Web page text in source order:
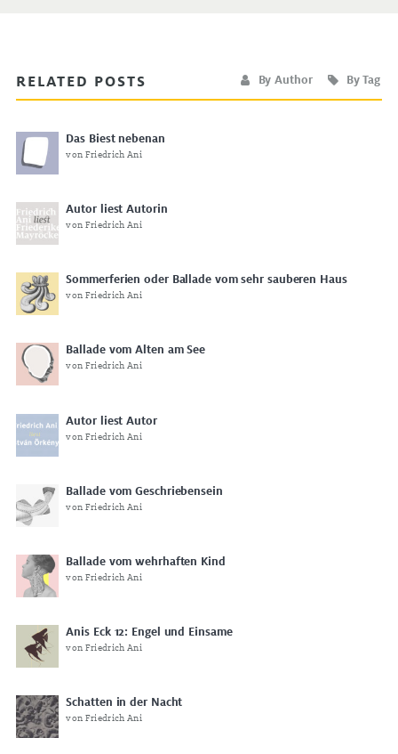
RELATED POSTS By Author By Tag
Das Biest nebenan
von Friedrich Ani
Autor liest Autorin
von Friedrich Ani
Sommerferien oder Ballade vom sehr sauberen Haus
von Friedrich Ani
Ballade vom Alten am See
von Friedrich Ani
Autor liest Autor
von Friedrich Ani
Ballade vom Geschriebensein
von Friedrich Ani
Ballade vom wehrhaften Kind
von Friedrich Ani
Anis Eck 12: Engel und Einsame
von Friedrich Ani
Schatten in der Nacht
von Friedrich Ani